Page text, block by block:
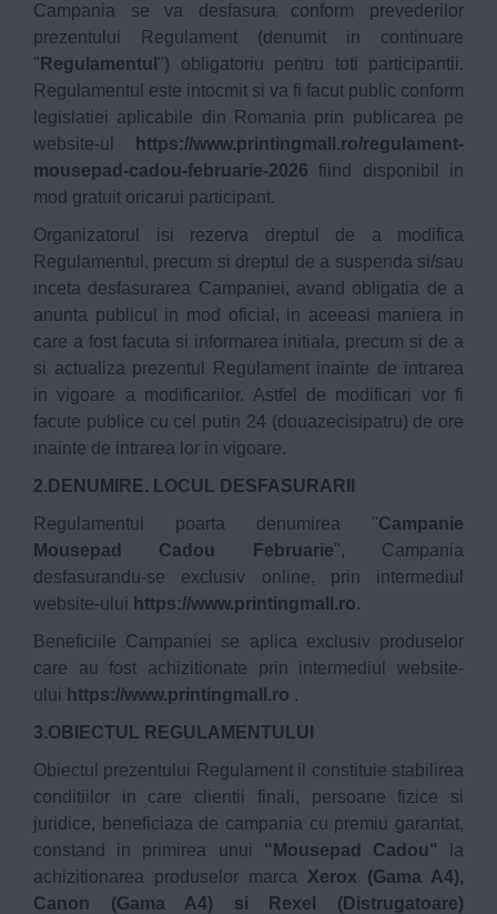
Campania se va desfasura conform prevederilor
prezentului Regulament (denumit in continuare
" Regulamentul ") obligatoriu pentru toti participantii.
Regulamentul este intocmit si va fi facut public conform
legislatiei aplicabile din Romania prin publicarea pe
website-ul
https://www.printingmall.ro/regulament-
mousepad-cadou-februarie-2026 fiind disponibil in
mod gratuit oricarui participant.
Organizatorul isi rezerva dreptul de a modifica
Regulamentul, precum si dreptul de a suspenda si/sau
inceta desfasurarea Campaniei, avand obligatia de a
anunta publicul in mod oficial, in aceeasi maniera in
care a fost facuta si informarea initiala, precum si de a
si actualiza prezentul Regulament inainte de intrarea
in vigoare a modificarilor. Astfel de modificari vor fi
facute publice cu cel putin 24 (douazecisipatru) de ore
inainte de intrarea lor in vigoare.
2.DENUMIRE. LOCUL DESFASURARII
Regulamentul poarta denumirea "Campanie
Mousepad Cadou Februarie", Campania
desfasurandu-se exclusiv online, prin intermediul
website-ului https://www.printingmall.ro.
Beneficiile Campaniei se aplica exclusiv produselor
care au fost achizitionate prin intermediul website-
ului https://www.printingmall.ro .
3.OBIECTUL REGULAMENTULUI
Obiectul prezentului Regulament il constituie stabilirea
conditiilor in care clientii finali, persoane fizice si
juridice, beneficiaza de campania cu premiu garantat,
constand in primirea unui "Mousepad Cadou"
la
achizitionarea produselor marca Xerox (Gama A4),
Canon (Gama A4) si Rexel (Distrugatoare)